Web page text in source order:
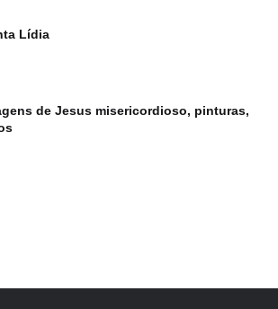
Lídia
de Jesus misericordioso, pinturas,